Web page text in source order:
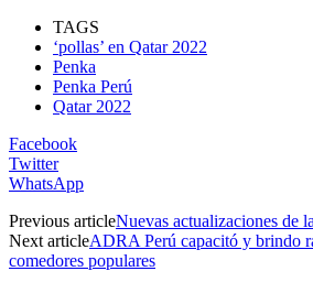
TAGS
‘pollas’ en Qatar 2022
Penka
Penka Perú
Qatar 2022
Facebook
Twitter
WhatsApp
Previous articleNuevas actualizaciones de
Next articleADRA Perú capacitó y brindo
comedores populares